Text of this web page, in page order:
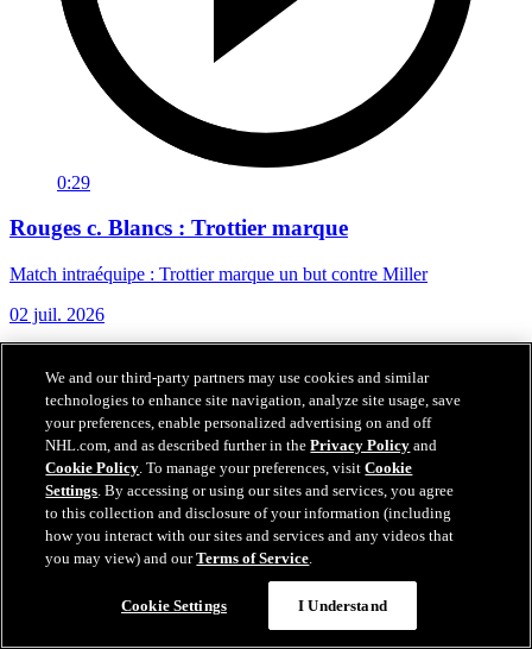
0:29
Rouges c. Blancs : Trottier marque
Match intraéquipe : Trottier marque un but contre Miller
02 juil. 2026
We and our third-party partners may use cookies and similar
technologies to enhance site navigation, analyze site usage, save
your preferences, enable personalized advertising on and off
NHL.com, and as described further in thePrivacy Policy and
Cookie Policy. To manage your preferences, visitCookie
Settings. By accessing or using our sites and services, you agree
to this collection and disclosure of your information (including
how you interact with our sites and services and any videos that
you may view) and ourTerms of Service.
Cookie Settings I Understand